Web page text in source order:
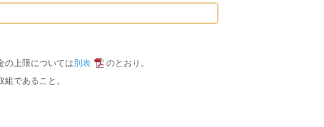
の上限については別表
のとおり。
であること。